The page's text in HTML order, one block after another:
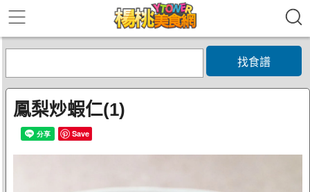
找食譜
鳳梨炒蝦仁(1)
Save